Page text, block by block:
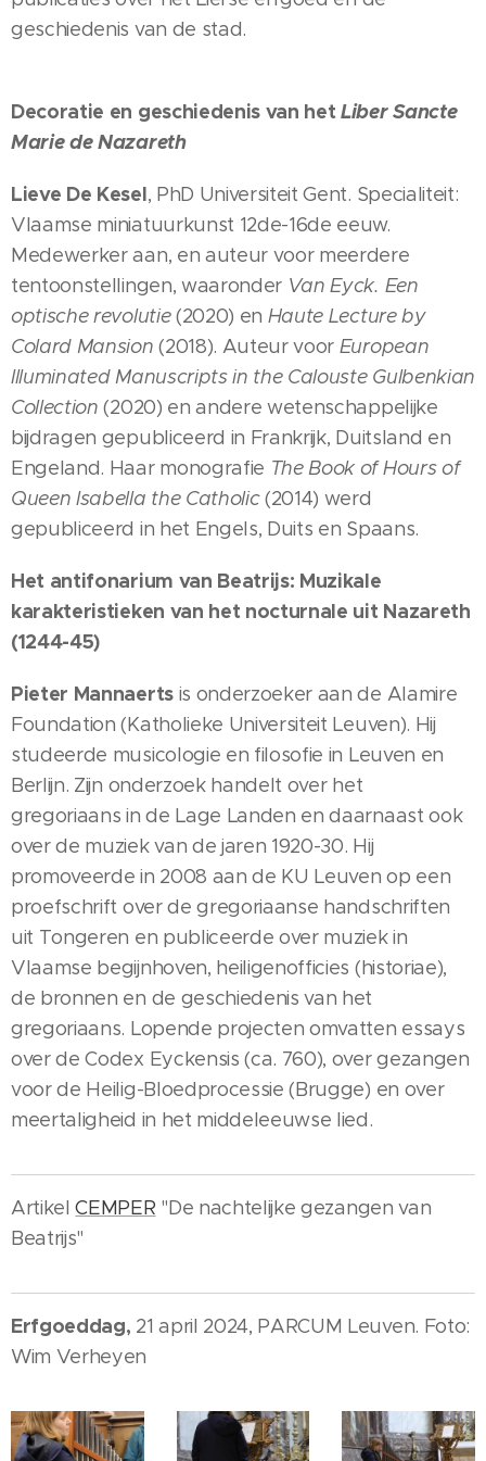
geschiedenis van de stad.
Decoratie en geschiedenis van hetLiber Sancte
Marie de Nazareth
Lieve De Kesel, PhD Universiteit Gent. Specialiteit:
Vlaamse miniatuurkunst 12de-16de eeuw.
Medewerker aan, en auteur voor meerdere
tentoonstellingen, waaronder Van Eyck. Een
optische revolutie(2020) en Haute Lecture by
Colard Mansion (2018). Auteur voor European
Illuminated Manuscripts in the Calouste Gulbenkian
Collection(2020) en andere wetenschappelijke
bijdragen gepubliceerd in Frankrijk, Duitsland en
Engeland. Haar monografie The Book of Hours of
Queen Isabella the Catholic(2014) werd
gepubliceerd in het Engels, Duits en Spaans.
Het antifonarium van Beatrijs: Muzikale
karakteristieken van het nocturnale uit Nazareth
(1244-45)
Pieter Mannaertsis onderzoeker aan de Alamire
Foundation (Katholieke Universiteit Leuven). Hij
studeerde musicologie en filosofie in Leuven en
Berlijn. Zijn onderzoek handelt over het
gregoriaans in de Lage Landen en daarnaast ook
over de muziek van de jaren 1920-30. Hij
promoveerde in 2008 aan de KU Leuven op een
proefschrift over de gregoriaanse handschriften
uit Tongeren en publiceerde over muziek in
Vlaamse begijnhoven, heiligenofficies (historiae),
de bronnen en de geschiedenis van het
gregoriaans. Lopende projecten omvatten essays
over de Codex Eyckensis (ca. 760), over gezangen
voor de Heilig-Bloedprocessie (Brugge) en over
meertaligheid in het middeleeuwse lied.
ArtikelCEMPER "De nachtelijke gezangen van
Beatrijs"
Erfgoeddag, 21 april 2024, PARCUM Leuven. Foto:
Wim Verheyen